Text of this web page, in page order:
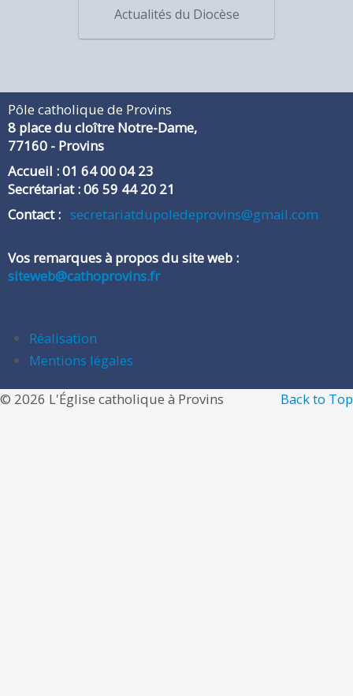
Actualités du Diocèse
Pôle catholique de Provins
8 place du cloître Notre-Dame,
​77160 - Provins
Accueil : 01 64 00 04 23
Secrétariat : 06 59 44 20 21
​Contact : secretariatdupoledeprovins@gmail.com
Vos remarques à propos du site web :
siteweb@cathoprovins.fr
Réalisation
Mentions légales
Back to Top
© 2026 L'Église catholique à Provins